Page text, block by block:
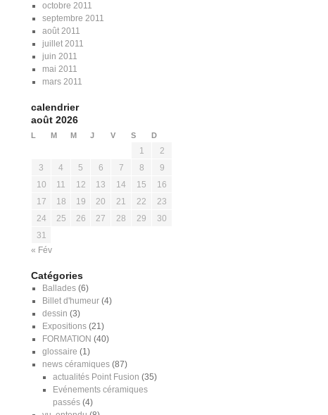
octobre 2011
septembre 2011
août 2011
juillet 2011
juin 2011
mai 2011
mars 2011
calendrier
août 2026
L M M J V S D
« Fév
1
2
3
4 5 6 7 8
9
10
11 12 13 14 15
16
17
18 19 20 21 22
23
24
25 26 27 28 29
30
31
Catégories
Ballades(6)
Billet d'humeur(4)
dessin (3)
Expositions(21)
FORMATION (40)
glossaire (1)
news céramiques(87)
actualités Point Fusion (35)
Evénements céramiques
passés (4)